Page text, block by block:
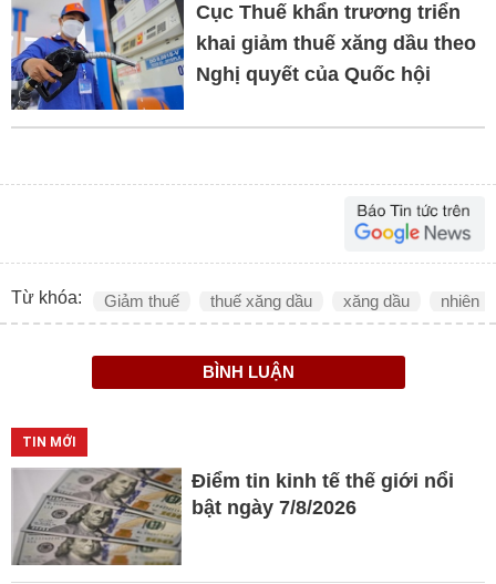
Cục Thuế khẩn trương triển
khai giảm thuế xăng dầu theo
Nghị quyết của Quốc hội
Từ khóa: Giảm thuế thuế xăng dầu xăng dầu nhiên
BÌNH LUẬN
TIN MỚI
Điểm tin kinh tế thế giới nổi
bật ngày 7/8/2026